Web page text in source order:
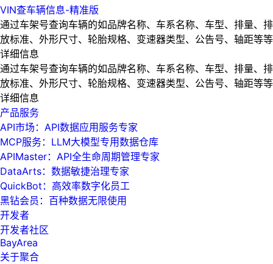
VIN查车辆信息-精准版
通过车架号查询车辆的如品牌名称、车系名称、车型、排量、排
放标准、外形尺寸、轮胎规格、变速器类型、公告号、轴距等等
详细信息
通过车架号查询车辆的如品牌名称、车系名称、车型、排量、排
放标准、外形尺寸、轮胎规格、变速器类型、公告号、轴距等等
详细信息
产品服务
API市场：API数据应用服务专家
MCP服务：LLM大模型专用数据仓库
APIMaster：API全生命周期管理专家
DataArts：数据敏捷治理专家
QuickBot：高效率数字化员工
黑钻会员：百种数据无限使用
开发者
开发者社区
BayArea
关于聚合